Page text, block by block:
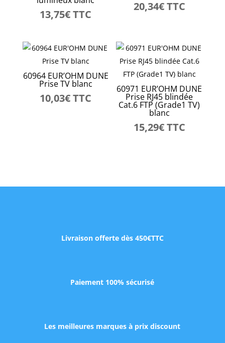
13,75€TTC
20,34€TTC
60964 EUR’OHM DUNE
Prise TV blanc
10,03€TTC
60971 EUR’OHM DUNE
Prise RJ45 blindée
Cat.6 FTP (Grade1 TV)
blanc
15,29€TTC
Livraison offerte dès 450€TTC
Paiement 100% sécurisé
Les meilleures marques à prix discount